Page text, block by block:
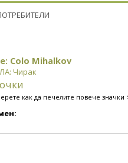
Colo Mihalkov
Чирак
как да печелите повече значки